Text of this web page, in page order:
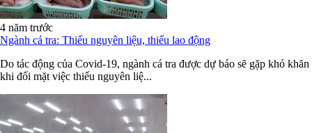
4 năm trước
Ngành cá tra: Thiếu nguyên liệu, thiếu lao động
Do tác động của Covid-19, ngành cá tra được dự báo sẽ gặp khó khăn
khi đối mặt việc thiếu nguyên liệ...